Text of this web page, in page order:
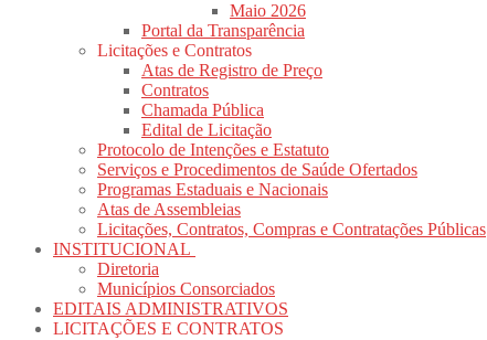
Maio 2026
Portal da Transparência
Licitações e Contratos
Atas de Registro de Preço
Contratos
Chamada Pública
Edital de Licitação
Protocolo de Intenções e Estatuto
Serviços e Procedimentos de Saúde Ofertados
Programas Estaduais e Nacionais
Atas de Assembleias
Licitações, Contratos, Compras e Contratações Públicas
INSTITUCIONAL
Diretoria
Municípios Consorciados
EDITAIS ADMINISTRATIVOS
LICITAÇÕES E CONTRATOS